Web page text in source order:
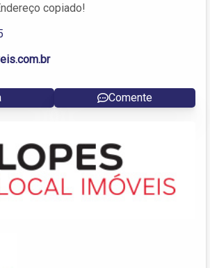
copiado!
Comente